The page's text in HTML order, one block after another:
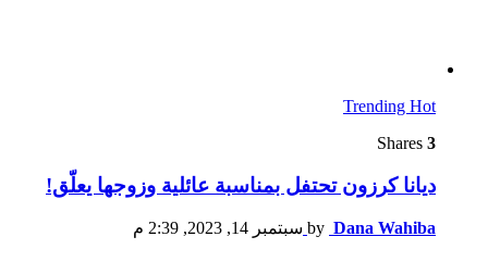
Trending Hot
3
ديانا كرزون تحتفل بمناسبة عائلية وزوجها يعلّق!
by Dana Wahiba سبتمبر 14, 2023, 2:39 م